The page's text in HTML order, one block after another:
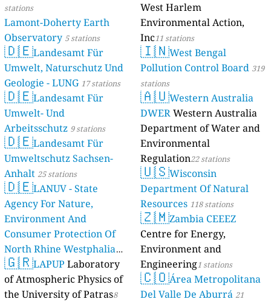
stations
Lamont-Doherty Earth
Observatory 5 stations
🇩🇪Landesamt Für
Umwelt, Naturschutz Und
Geologie - LUNG 17 stations
🇩🇪Landesamt Für
Umwelt- Und
Arbeitsschutz 9 stations
🇩🇪Landesamt Für
Umweltschutz Sachsen-
Anhalt 25 stations
🇩🇪LANUV - State
Agency For Nature,
Environment And
Consumer Protection Of
North Rhine Westphalia
(Landesamt Für Natur,
Umwelt Und
Verbraucherschutz NRW)
🇬🇷LAPUP Laboratory
of Atmospheric Physics of
the University of Patras8
West Harlem
Environmental Action,
Inc11 stations
🇮🇳West Bengal
Pollution Control Board 319
stations
🇦🇺Western Australia
DWERWestern Australia
Department of Water and
Environmental
Regulation22 stations
🇺🇸Wisconsin
Department Of Natural
Resources 118 stations
🇿🇲Zambia CEEEZ
Centre for Energy,
Environment and
Engineering1 stations
🇨🇴Área Metropolitana
Del Valle De Aburrá 21